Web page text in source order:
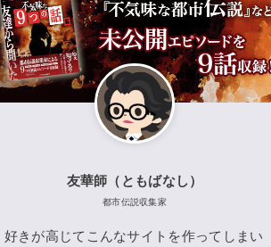
友華師（ともばなし）
都市伝説収集家
好きが高じてこんなサイトを作ってしまい